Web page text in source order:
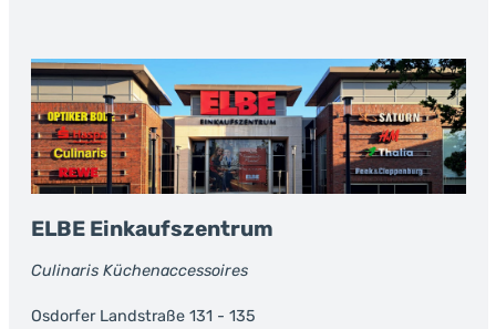
ELBE Einkaufszentrum
Culinaris Küchenaccessoires
Osdorfer Landstraße 131 - 135